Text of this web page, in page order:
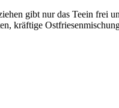
gibt nur das Teein frei
kräftige